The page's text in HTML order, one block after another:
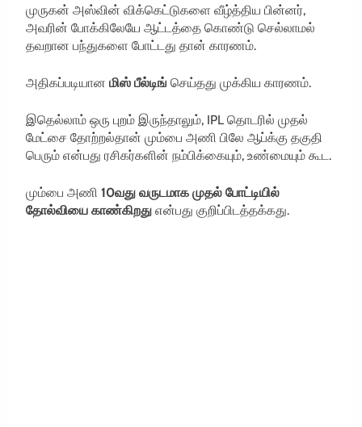
முருகன் அஸ்வின் விக்கெட்டுகளை வீழ்த்திய பின்னர்,
அவரின் போக்கிலேயே ஆட்டத்தை கொண்டு செல்லாமல்
தவறான பந்துகளை போட்டது தான் காரணம்.
அதிகப்படியான மிஸ் பீல்டிங் செய்தது முக்கிய காரணம்.
இதெல்லாம் ஒரு புறம் இருந்தாலும், IPL தொடரில் முதல்
மேட்சை தோற்றல்தான் மும்பை அணி பிலே ஆப்க்கு தகுதி
பெரும் என்பது ரசிகர்களின் நம்பிக்கையும், உண்மையும் கூட.
மும்பை அணி 10வது வருடமாக முதல் போட்டியில்
தோல்வியை காண்கிறது என்பது குறிப்பிடத்தக்கது.